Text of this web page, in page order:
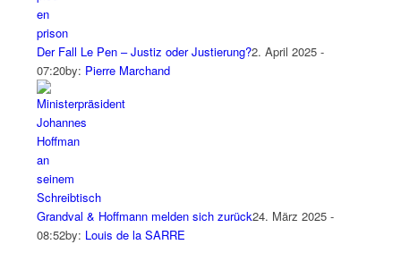
Der Fall Le Pen – Justiz oder Justierung?2. April 2025 -
07:20by: Pierre Marchand
Grandval & Hoffmann melden sich zurück24. März 2025 -
08:52by: Louis de la SARRE